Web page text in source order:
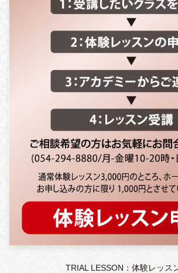
TRIAL LESSON：体験レッス